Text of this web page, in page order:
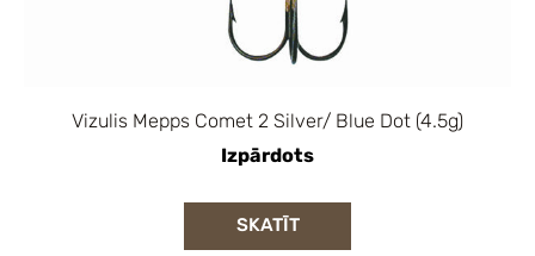
Vizulis Mepps Comet 2 Silver/ Blue Dot (4.5g)
Izpārdots
SKATĪT